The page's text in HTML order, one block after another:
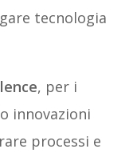
tecnologia
, per i
innovazioni
processi e